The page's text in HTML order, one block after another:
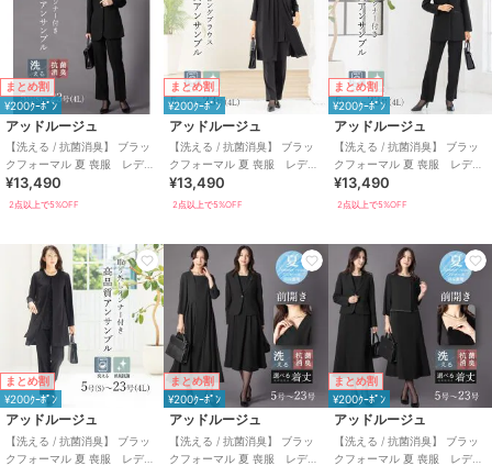
まとめ割
¥200ｸｰﾎﾟﾝ
アッドルージュ
【洗える / 抗菌消臭】 ブラッ
クフォーマル 夏 喪服 レディ
ース パンツ 5号～23号
¥13,490
2点以上で5%OFF
まとめ割
¥200ｸｰﾎﾟﾝ
アッドルージュ
【洗える / 抗菌消臭】 ブラッ
クフォーマル 夏 喪服 レディ
ース パンツ 5号～23号
¥13,490
2点以上で5%OFF
まとめ割
¥200ｸｰﾎﾟﾝ
アッドルージュ
【洗える / 抗菌消臭】 ブラッ
クフォーマル 夏 喪服 レディ
ース パンツ 5号～23号
¥13,490
2点以上で5%OFF
まとめ割
¥200ｸｰﾎﾟﾝ
アッドルージュ
【洗える / 抗菌消臭】 ブラッ
クフォーマル 夏 喪服 レディ
まとめ割
¥200ｸｰﾎﾟﾝ
アッドルージュ
【洗える / 抗菌消臭】 ブラッ
クフォーマル 夏 喪服 レディ
まとめ割
¥200ｸｰﾎﾟﾝ
アッドルージュ
【洗える / 抗菌消臭】 ブラッ
クフォーマル 夏 喪服 レディ